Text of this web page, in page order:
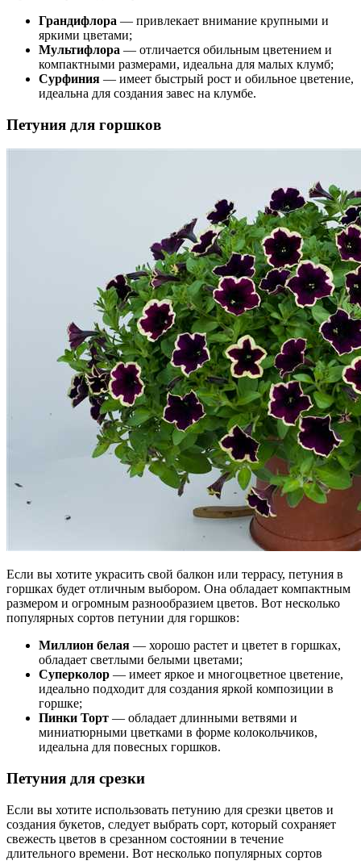
Грандифлора — привлекает внимание крупными и
яркими цветами;
Мультифлора — отличается обильным цветением и
компактными размерами, идеальна для малых клумб;
Сурфиния — имеет быстрый рост и обильное цветение,
идеальна для создания завес на клумбе.
Петуния для горшков
Если вы хотите украсить свой балкон или террасу, петуния в
горшках будет отличным выбором. Она обладает компактным
размером и огромным разнообразием цветов. Вот несколько
популярных сортов петунии для горшков:
Миллион белая — хорошо растет и цветет в горшках,
обладает светлыми белыми цветами;
Суперколор — имеет яркое и многоцветное цветение,
идеально подходит для создания яркой композиции в
горшке;
Пинки Торт — обладает длинными ветвями и
миниатюрными цветками в форме колокольчиков,
идеальна для повесных горшков.
Петуния для срезки
Если вы хотите использовать петунию для срезки цветов и
создания букетов, следует выбрать сорт, который сохраняет
свежесть цветов в срезанном состоянии в течение
длительного времени. Вот несколько популярных сортов